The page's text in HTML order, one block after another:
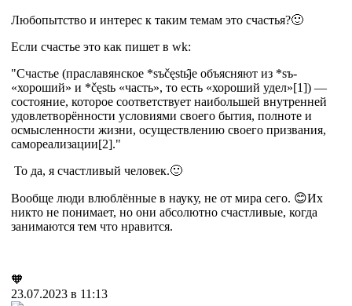
Любопытство и интерес к таким темам это счастья?🙂
Если счастье это как пишет в wk:
"Счастье (праславянское *sъčęstь̂je объясняют из *sъ-
«хороший» и *čęstь «часть», то есть «хороший удел»[1]) —
состояние, которое соответствует наибольшей внутренней
удовлетворённости условиями своего бытия, полноте и
осмысленности жизни, осуществлению своего призвания,
самореализации[2]."
То да, я счастливый человек.🙂
Вообще люди влюблённые в науку, не от мира сего. 😊Их
никто не понимает, но они абсолютно счастливые, когда
занимаются тем что нравится.
🧡
23.07.2023 в 11:13